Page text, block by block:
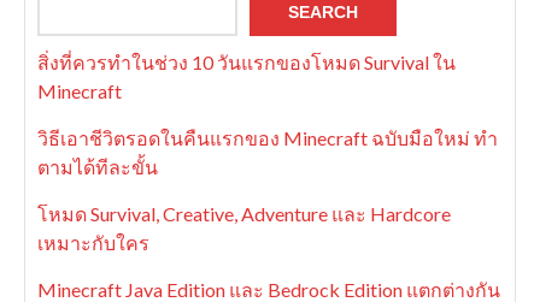
SEARCH
สิ่งที่ควรทำในช่วง 10 วันแรกของโหมด Survival ใน
Minecraft
วิธีเอาชีวิตรอดในคืนแรกของ Minecraft ฉบับมือใหม่ ทำ
ตามได้ทีละขั้น
โหมด Survival, Creative, Adventure และ Hardcore
เหมาะกับใคร
Minecraft Java Edition และ Bedrock Edition แตกต่างกัน